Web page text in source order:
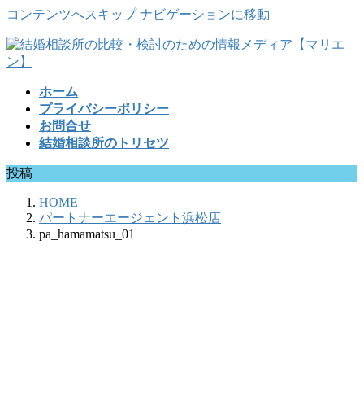
コンテンツへスキップ ナビゲーションに移動
ホーム
プライバシーポリシー
お問合せ
結婚相談所のトリセツ
投稿
HOME
パートナーエージェント浜松店
pa_hamamatsu_01